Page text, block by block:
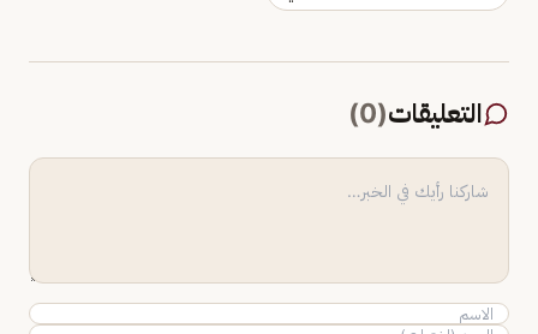
التعليقات(
0
)